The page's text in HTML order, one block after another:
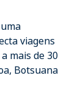
viagens
mais de 30
Botsuana